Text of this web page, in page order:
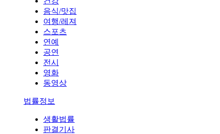
음식/맛집
여행/레져
스포츠
연예
공연
전시
영화
동영상
법률정보
생활법률
판결기사